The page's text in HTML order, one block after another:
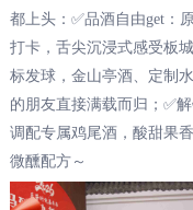
都上头：✅品酒自由get：
打卡，舌尖沉浸式感受板
标发球，金山亭酒、定制
的朋友直接满载而归；✅
调配专属鸡尾酒，酸甜果
微醺配方～